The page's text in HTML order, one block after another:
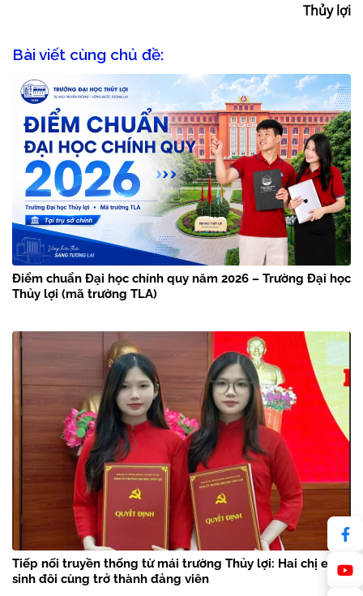
Thủy lợi
Bài viết cùng chủ đề:
Điểm chuẩn Đại học chính quy năm 2026 – Trường Đại học
Thủy lợi (mã trường TLA)
Tiếp nối truyền thống từ mái trường Thủy lợi: Hai chị em
sinh đôi cùng trở thành đảng viên